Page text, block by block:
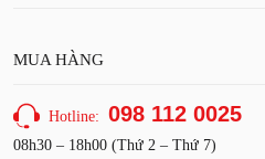
MUA HÀNG
Hotline: 098 112 0025
08h30 – 18h00 (Thứ 2 – Thứ 7)